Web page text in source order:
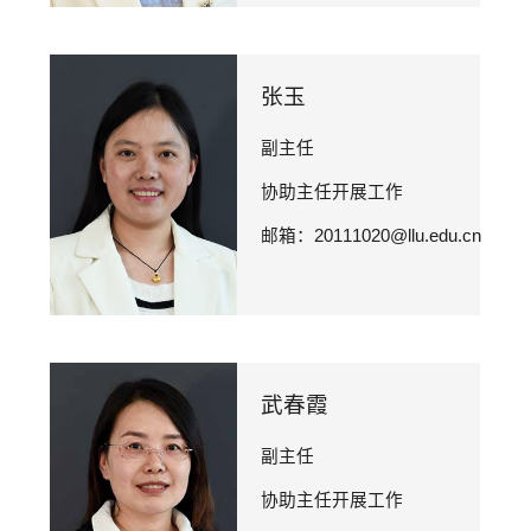
张玉
副主任
协助主任开展工作
邮箱：20111020@llu.edu.cn
武春霞
副主任
协助主任开展工作